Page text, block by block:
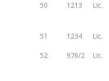
50 1213 Lic.
51 1234 Lic.
52 976/2 Lic.